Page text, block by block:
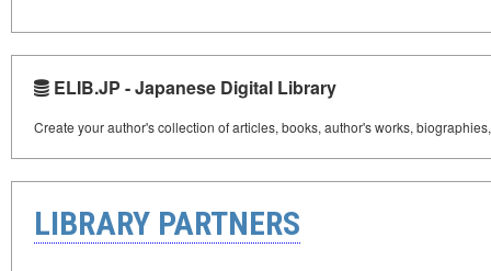
ELIB.JP - Japanese Digital Library
Create your author's collection of articles, books, author's works,
LIBRARY PARTNERS